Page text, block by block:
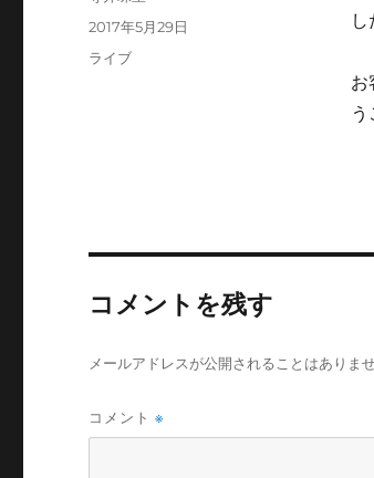
し
お
う
投
稿
2017年5月29日
カ
ライブ
コメントを残す
メールアドレスが公開されることはありませ
コメント※